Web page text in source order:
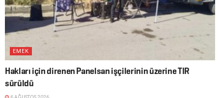
EMEK
Hakları için direnen Panelsan işçilerinin üzerine TIR
sürüldü